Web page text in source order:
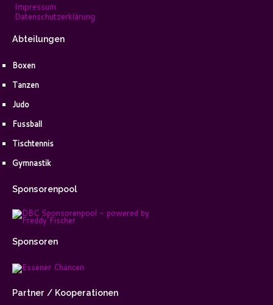
Impressum
Datenschutzerklärung
Abteilungen
Boxen
Tanzen
Judo
Fussball
Tischtennis
Gymnastik
Sponsorenpool
Sponsoren
Partner / Kooperationen